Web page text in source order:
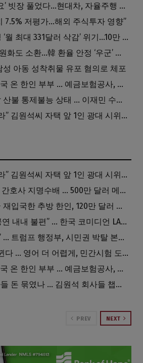
엔비디아, ‘알파마요’ 빗장 풀었다…현대차, 자율주행 속도내나
7.5% 저평가…해외 주식투자 영향”
SSI 수급자 40만 명 ‘월 최대 331달러 삭감’ 위기…10만 명은 수급자격 상실
美, 엔화 방어하며 원화도 소환…韓 환율 안정 ‘우군’ 되나
성 아동 성착취물 유포 혐의로 체포
’10억 빚’ 안갚고 미국 온 한인 부부 … 예금보험공사, 미국서 소송
워싱턴주 동시다발 산불 통제불능 상태 … 이재민 수십만명
[화제] “내 돈 갚아라” 김원석씨 자택 앞 1인 광대 시위 … 한인 투자사, “108만 달러 못받아”
[화제] “내 돈 갚아라” 김원석씨 자택 앞 1인 광대 시위 … 한인 투자사, “108만 달러 못받아”
연방 당국, LA 한인 간호사 지명수배 … 500만 달러 메디캐어 사기, 선고 직전 한국 도주
위조여권으로 미국 재입국한 추방 한인, 120만 달러 은행 사기 행각
“170달러 냈는데 공연 내내 불편” … 한국 코미디언 LA공연, 음향 불량에 외모 비하 개그 논란
“이제 시작에 불과” … 트럼프 행정부, 시민권 박탈 본격화
시민권 시험 확 바뀐다 … 영어 더 어렵게, 민간시험 도입 추진
’10억 빚’ 안갚고 미국 온 한인 부부 … 예금보험공사, 미국서 소송
[속보] 한인 투자자들 돈 묶였나 … 김원석 회사들 챕터7 강제파산·자진파산 잇따라 신청
PREV NEXT